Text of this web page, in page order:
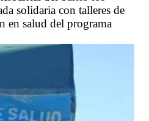
solidaria con talleres de
en salud del programa